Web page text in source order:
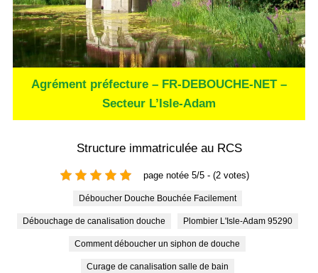
Agrément préfecture – FR-DEBOUCHE-NET –
Secteur L’Isle-Adam
Structure immatriculée au RCS
page notée 5/5 - (2 votes)
Déboucher Douche Bouchée Facilement
Débouchage de canalisation douche Plombier L'Isle-Adam 95290
Comment déboucher un siphon de douche
Curage de canalisation salle de bain